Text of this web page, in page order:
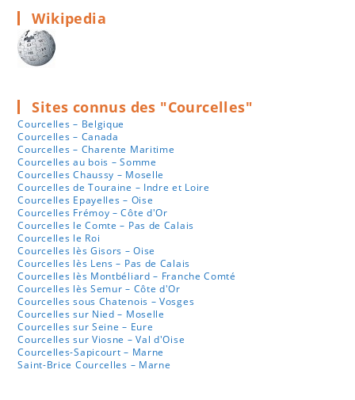
Wikipedia
Sites connus des "Courcelles"
Courcelles – Belgique
Courcelles – Canada
Courcelles – Charente Maritime
Courcelles au bois – Somme
Courcelles Chaussy – Moselle
Courcelles de Touraine – Indre et Loire
Courcelles Epayelles – Oise
Courcelles Frémoy – Côte d'Or
Courcelles le Comte – Pas de Calais
Courcelles le Roi
Courcelles lès Gisors – Oise
Courcelles lès Lens – Pas de Calais
Courcelles lès Montbéliard – Franche Comté
Courcelles lès Semur – Côte d'Or
Courcelles sous Chatenois – Vosges
Courcelles sur Nied – Moselle
Courcelles sur Seine – Eure
Courcelles sur Viosne – Val d'Oise
Courcelles-Sapicourt – Marne
Saint-Brice Courcelles – Marne